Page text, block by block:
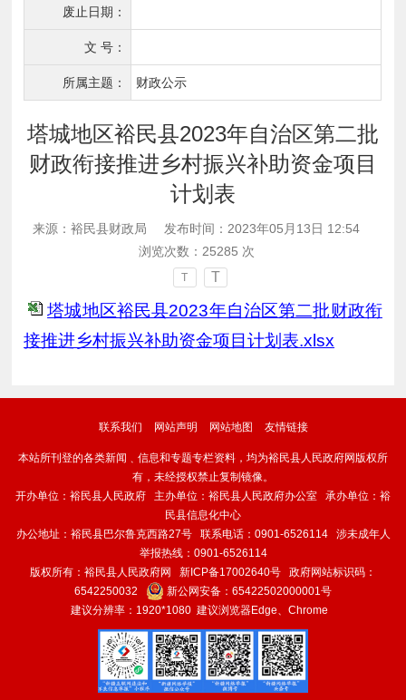
废止日期：
文 号：
所属主题： 财政公示
塔城地区裕民县2023年自治区第二批
财政衔接推进乡村振兴补助资金项目
计划表
来源：裕民县财政局
发布时间：2023年05月13日 12:54
浏览次数： 25285 次
T T
塔城地区裕民县2023年自治区第二批财政衔
接推进乡村振兴补助资金项目计划表.xlsx
联系我们 网站声明 网站地图 友情链接
本站所刊登的各类新闻﹑信息和专题专栏资料，均为裕民县人民政府网版权所
有，未经授权禁止复制镜像。
开办单位：裕民县人民政府 主办单位：裕民县人民政府办公室 承办单位：裕
民县信息化中心
办公地址：裕民县巴尔鲁克西路27号 联系电话：0901-6526114 涉未成年人
举报热线：0901-6526114
版权所有：裕民县人民政府网 新ICP备17002640号 政府网站标识码：
6542250032
新公网安备： 65422502000001号
建议分辨率：1920*1080 建议浏览器Edge、Chrome